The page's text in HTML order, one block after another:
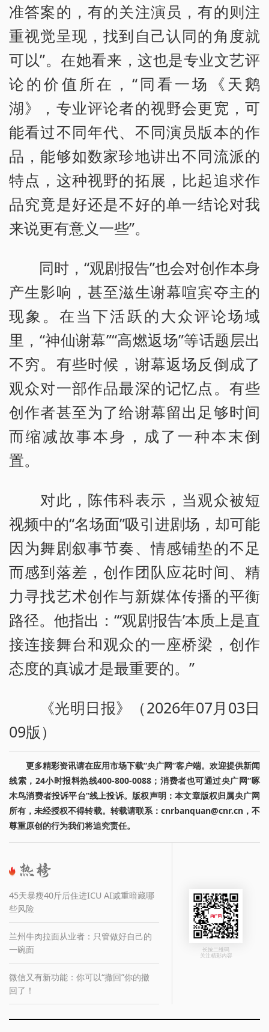
准答案的，有的关注演员，有的则注
重视觉呈现，找到自己认同的角度就
可以”。在她看来，这也是专业文艺评
论的价值所在，“同看一场《天鹅
湖》，专业评论者的视野会更宽，可
能看过不同年代、不同演员版本的作
品，能够如数家珍地讲出不同流派的
特点，这种视野的拓展，比起追求作
品究竟是好还是不好的单一结论对我
来说更有意义一些”。
同时，“观剧报告”也会对创作本身
产生影响，甚至滋生谢幕喧宾夺主的
现象。在当下活跃的大众评论场域
里，“神仙谢幕”“高燃返场”等话题层出
不穷。有些时候，谢幕返场反倒成了
观众对一部作品最深的记忆点。有些
创作者甚至为了给谢幕留出足够时间
而缩减故事本身，成了一种本末倒
置。
对此，陈伟科表示，当观众被短
视频中的“名场面”吸引进剧场，却可能
因为舞剧叙事节奏、情感铺垫的不足
而感到落差，创作团队应花时间、精
力寻找艺术创作与新媒体传播的平衡
路径。他指出：“‘观剧报告’本质上是直
接连接舞台和观众的一座桥梁，创作
态度的真诚才是最重要的。”
《光明日报》（2026年07月03日
09版）
更多精彩资讯请在应用市场下载“央广网”客户端。欢迎提供新闻
线索，24小时报料热线400-800-0088；消费者也可通过央广网“啄
木鸟消费者投诉平台”线上投诉。版权声明：本文章版权归属央广网
所有，未经授权不得转载。转载请联系：cnrbanquan@cnr.cn，不
尊重原创的行为我们将追究责任。
45天暴瘦40斤后住进ICU AI减重暗藏哪
些风险
兰州牛肉拉面从业者：只管做好自己的
一碗面
微信又有新功能：你可以“撤回”你的撤
回了！
长按二维码
关注精彩内容